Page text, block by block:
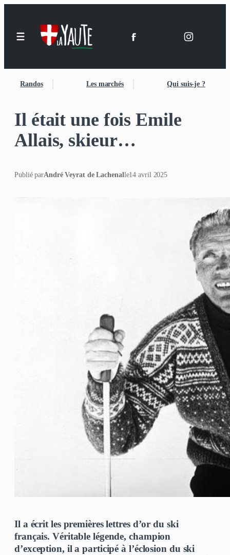
Randos Les marchés Qui suis-je ?
Il était une fois Emile
Allais, skieur…
Publié parAndré Veyrat de Lachenalle14 avril 2025
Il a écrit les premières lettres d’or du ski
français. Véritable légende, champion
d’exception, il a participé à l’éclosion du ski